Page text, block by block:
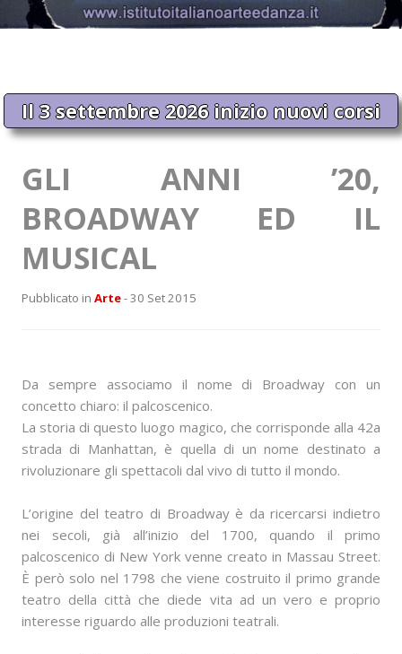
Il 3 settembre 2026 inizio nuovi corsi
GLI ANNI ’20,
BROADWAY ED IL
MUSICAL
Pubblicato in Arte- 30 Set 2015
Da sempre associamo il nome di Broadway con un
concetto chiaro: il palcoscenico.
La storia di questo luogo magico, che corrisponde alla 42a
strada di Manhattan, è quella di un nome destinato a
rivoluzionare gli spettacoli dal vivo di tutto il mondo.
L’origine del teatro di Broadway è da ricercarsi indietro
nei secoli, già all’inizio del 1700, quando il primo
palcoscenico di New York venne creato in Massau Street.
È però solo nel 1798 che viene costruito il primo grande
teatro della città che diede vita ad un vero e proprio
interesse riguardo alle produzioni teatrali.